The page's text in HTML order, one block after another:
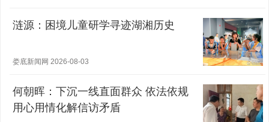
涟源：困境儿童研学寻迹湖湘历史
娄底新闻网 2026-08-03
何朝晖：下沉一线直面群众 依法依规
用心用情化解信访矛盾